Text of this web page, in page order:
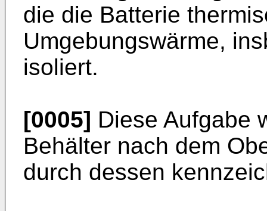
die die Batterie
Umgebungswärme,
isoliert.
[0005] Diese Aufgabe
Behälter nach dem
durch dessen